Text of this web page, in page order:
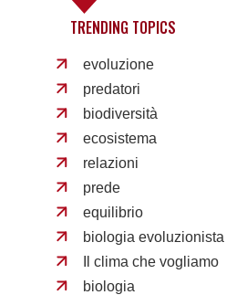
TRENDING TOPICS
evoluzione
predatori
biodiversità
ecosistema
relazioni
prede
equilibrio
biologia evoluzionista
Il clima che vogliamo
biologia